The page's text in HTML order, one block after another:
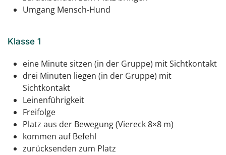
Umgang Mensch-Hund
Klasse 1
eine Minute sitzen (in der Gruppe) mit Sichtkontakt
drei Minuten liegen (in der Gruppe) mit
Sichtkontakt
Leinenführigkeit
Freifolge
Platz aus der Bewegung (Viereck 8×8 m)
kommen auf Befehl
zurücksenden zum Platz